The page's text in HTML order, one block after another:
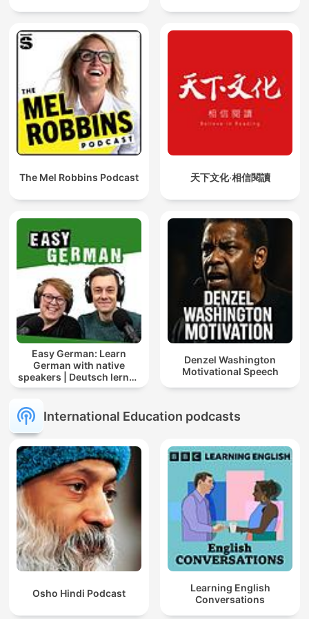
The Mel Robbins Podcast 天下文化‧相信閱讀
Easy German: Learn
German with native
speakers | Deutsch lernen
mit Muttersprachlern
Denzel Washington
Motivational Speech
International Education podcasts
Osho Hindi Podcast
Learning English
Conversations